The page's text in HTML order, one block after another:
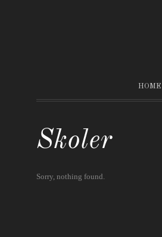
HOME
Skoler
Sorry, nothing found.